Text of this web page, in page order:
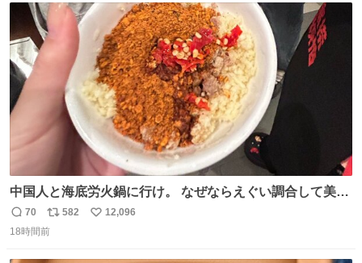
数
中国人と海底労火鍋に行け。 なぜならえぐい調合して美味
しすぎる ソースを作ってくれるから。
返
信
70
リ
ポ
582
い
12,096
18時間前